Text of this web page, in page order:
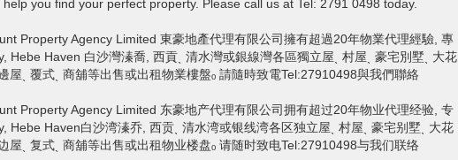
help you find your perfect property. Please call us at Tel: 2791 0498 today.
Property Agency Limited 東豪地產代理有限公司擁有超過20年物業代理經驗, 專
Hebe Haven 白沙灣溱喬, 西貢ˎ 清水灣或銀線灣各區獨立屋ˎ 村屋ˎ 豪宅別墅ˎ 大花
屋ˎ 覆式ˎ 商舖等出售或出租物業樓盤ₒ 請隨時致電Tel:27910498與我們聯絡
Property Agency Limited 东豪地产代理有限公司拥有超过20年物业代理经验, 专
Hebe Haven白沙湾溱乔, 西贡ˎ 清水湾或银线湾各区独立屋ˎ 村屋ˎ 豪宅别墅ˎ 大花
屋ˎ 复式ˎ 商舖等出售或出租物业楼盘ₒ 请随时致电Tel:27910498与我们联络